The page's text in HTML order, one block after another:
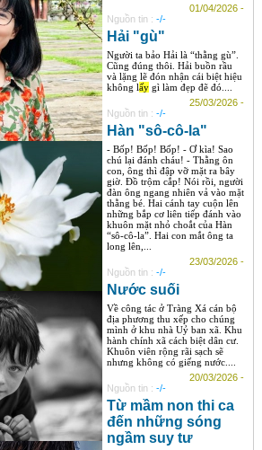
01/04/2026 -
Nguồn tin : -/-
Hải "gù"
Người ta bảo Hải là “thằng gù”.
Cũng đúng thôi. Hải buồn rầu
và lặng lẽ đón nhận cái biệt hiệu
không lấygì làm đẹp đẽ đó....
25/03/2026 -
Nguồn tin : -/-
Hàn "sô-cô-la"
- Bốp! Bốp! Bốp! - Ơ kìa! Sao
chú lại đánh cháu! - Thằng ôn
con, ông thì đập vỡ mặt ra bây
giờ. Đồ trộm cắp! Nói rồi, người
đàn ông ngang nhiên vả vào mặt
thằng bé. Hai cánh tay cuộn lên
những bắp cơ liên tiếp đánh vào
khuôn mặt nhỏ choắt của Hàn
“sô-cô-la”. Hai con mắt ông ta
long lên,...
23/03/2026 -
Nguồn tin : -/-
Nước suối
Về công tác ở Tràng Xá cán bộ
địa phương thu xếp cho chúng
mình ở khu nhà Uỷ ban xã. Khu
hành chính xã cách biệt dân cư.
Khuôn viên rộng rãi sạch sẽ
nhưng không có giếng nước....
20/03/2026 -
Nguồn tin : -/-
Từ mầm non thi ca
đến những sóng
ngầm suy tư